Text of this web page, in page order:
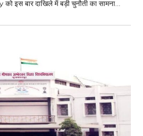
बार दाखिले में बड़ी चुनौती का सामना...